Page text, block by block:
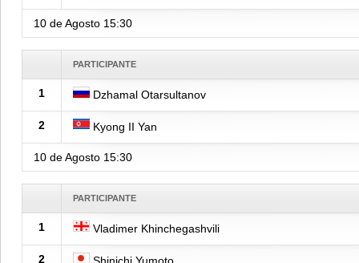
10 de Agosto 15:30
PARTICIPANTE
1 Dzhamal Otarsultanov
2 Kyong II Yan
10 de Agosto 15:30
PARTICIPANTE
1 Vladimer Khinchegashvili
2 Shinichi Yumoto